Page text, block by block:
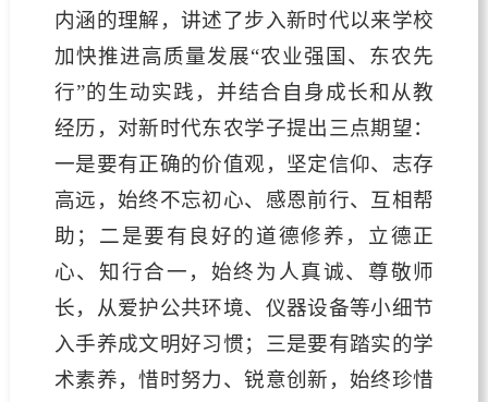
内涵的理解，讲述了步入新时代以来学校
加快推进高质量发展“农业强国、东农先
行”的生动实践，并结合自身成长和从教
经历，对新时代东农学子提出三点期望：
一是要有正确的价值观，坚定信仰、志存
高远，始终不忘初心、感恩前行、互相帮
助；二是要有良好的道德修养，立德正
心、知行合一，始终为人真诚、尊敬师
长，从爱护公共环境、仪器设备等小细节
入手养成文明好习惯；三是要有踏实的学
术素养，惜时努力、锐意创新，始终珍惜